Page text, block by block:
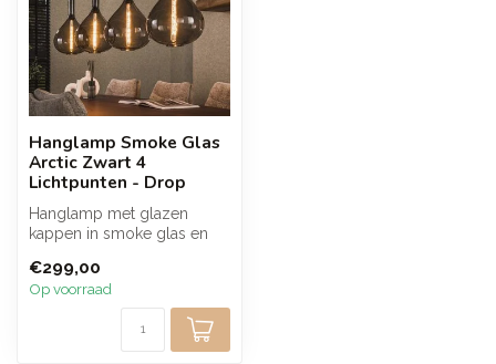
Hanglamp Smoke Glas
Arctic Zwart 4
Lichtpunten - Drop
Hanglamp met glazen
kappen in smoke glas en
die zorg...
€299,00
Op voorraad